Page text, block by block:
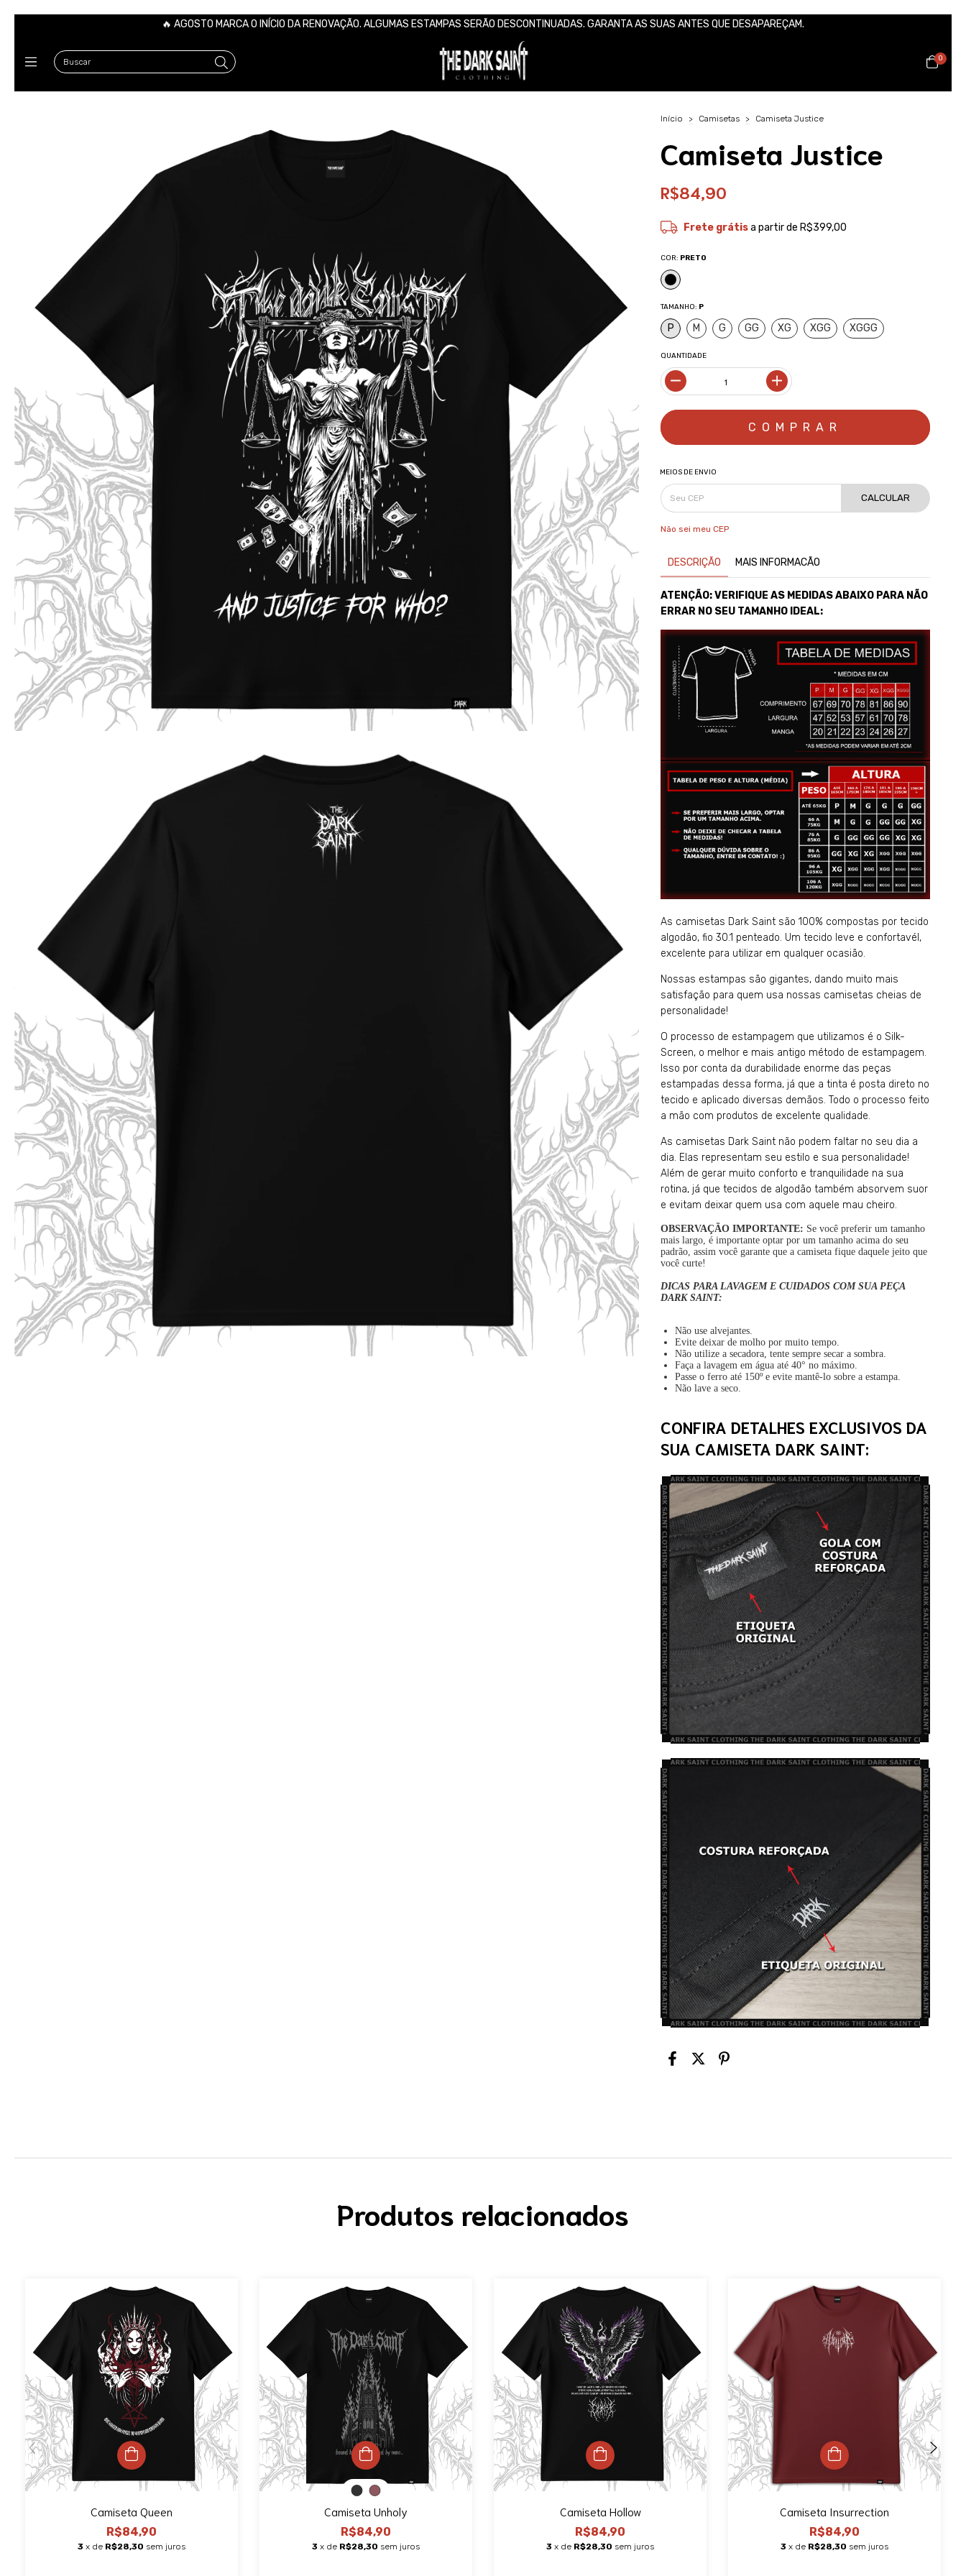
🔥 AGOSTO MARCA O INÍCIO DA RENOVAÇÃO. ALGUMAS ESTAMPAS SERÃO DESCONTINUADAS. GARANTA AS SUAS ANTES QUE DESAPAREÇAM.
0
Início > Camisetas > Camiseta Justice
Camiseta Justice
R$84,90
Frete grátisa partir de R$399,00
COR: PRETO
TAMANHO: P
P M G GG XG XGG XGGG
QUANTIDADE
MEIOS DE ENVIO
CALCULAR
Não sei meu CEP
DESCRIÇÃO MAIS INFORMACÃO
ATENÇÃO: VERIFIQUE AS MEDIDAS ABAIXO PARA NÃO
ERRAR NO SEU TAMANHO IDEAL:
As camisetas Dark Saint são 100% compostas por tecido
algodão, fio 30.1 penteado. Um tecido leve e confortavél,
excelente para utilizar em qualquer ocasião.
Nossas estampas são gigantes, dando muito mais
satisfação para quem usa nossas camisetas cheias de
personalidade!
O processo de estampagem que utilizamos é o Silk-
Screen, o melhor e mais antigo método de estampagem.
Isso por conta da durabilidade enorme das peças
estampadas dessa forma, já que a tinta é posta direto no
tecido e aplicado diversas demãos. Todo o processo feito
a mão com produtos de excelente qualidade.
As camisetas Dark Saint não podem faltar no seu dia a
dia. Elas representam seu estilo e sua personalidade!
Além de gerar muito conforto e tranquilidade na sua
rotina, já que tecidos de algodão também absorvem suor
e evitam deixar quem usa com aquele mau cheiro.
OBSERVAÇÃO IMPORTANTE: Se você preferir um tamanho
mais largo, é importante optar por um tamanho acima do seu
padrão, assim você garante que a camiseta fique daquele jeito que
você curte!
DICAS PARA LAVAGEM E CUIDADOS COM SUA PEÇA
DARK SAINT:
Não use alvejantes.
Evite deixar de molho por muito tempo.
Não utilize a secadora, tente sempre secar a sombra.
Faça a lavagem em água até 40° no máximo.
Passe o ferro até 150º e evite mantê-lo sobre a estampa.
Não lave a seco.
CONFIRA DETALHES EXCLUSIVOS DA
SUA CAMISETA DARK SAINT:
Produtos relacionados
Camiseta Queen
R$84,90
3 x de R$28,30 sem juros
Camiseta Unholy
R$84,90
3 x de R$28,30 sem juros
Camiseta Hollow
R$84,90
3 x de R$28,30 sem juros
Camiseta Insurrection
R$84,90
3 x de R$28,30 sem juros